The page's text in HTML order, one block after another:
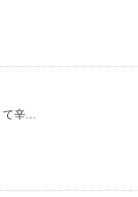
て辛...